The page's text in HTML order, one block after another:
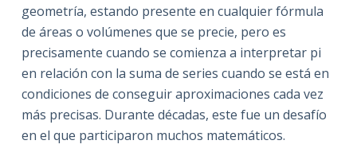
geometría, estando presente en cualquier fórmula
de áreas o volúmenes que se precie, pero es
precisamente cuando se comienza a interpretar pi
en relación con la suma de series cuando se está en
condiciones de conseguir aproximaciones cada vez
más precisas. Durante décadas, este fue un desafío
en el que participaron muchos matemáticos.